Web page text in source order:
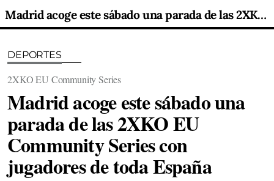
Madrid acoge este sábado una parada de las 2XKO EU Community Series con jugadores de toda España
DEPORTES
2XKO EU Community Series
Madrid acoge este sábado una
parada de las 2XKO EU
Community Series con
jugadores de toda España